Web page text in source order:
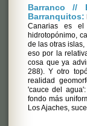
Barranco //
Barranquitos:
Canarias es
hidrotopónimo,
de las otras
eso por la
cosa que ya
288). Y otro
realidad
'cauce del
fondo más
Los Ajaches,